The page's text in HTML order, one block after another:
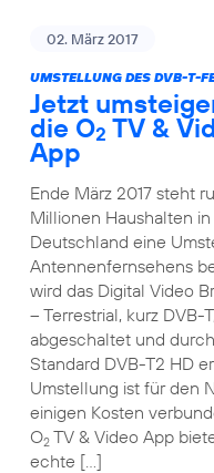
02. März 2017
UMSTELLUNG DES DVB-T-
Jetzt
die O2 TV &
App
Ende März 2017 steht
Millionen Haushalten in
Deutschland eine
Antennenfernsehens
wird das Digital Video
– Terrestrial, kurz DVB-T,
abgeschaltet und
Standard DVB-T2 HD
Umstellung ist für den
einigen Kosten
O2TV & Video App
echte […]